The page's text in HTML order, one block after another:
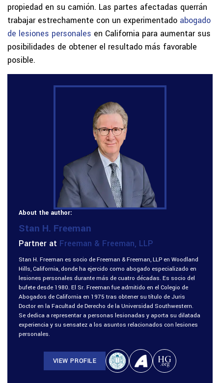
propiedad en su camión. Las partes afectadas querrán
trabajar estrechamente con un experimentado abogado
de lesiones personales en California para aumentar sus
posibilidades de obtener el resultado más favorable
posible.
About the author:
Stan H. Freeman
Partner at Freeman & Freeman, LLP
Stan H. Freeman es socio de Freeman & Freeman, LLP en Woodland
Hills, California, donde ha ejercido como abogado especializado en
lesiones personales durante más de cuatro décadas. Es socio del
bufete desde 1980. El Sr. Freeman fue admitido en el Colegio de
Abogados de California en 1975 tras obtener su título de Juris
Doctor en la Facultad de Derecho de la Universidad Southwestern.
Se dedica a representar a personas lesionadas y aporta su dilatada
experiencia y su sensatez a los asuntos relacionados con lesiones
personales.
VIEW PROFILE